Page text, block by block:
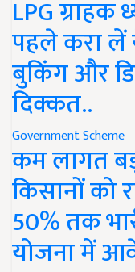
LPG ग्राहक
पहले करा लें
बुकिंग और
दिक्कत..
Government Scheme
कम लागत
किसानों को
50% तक
योजना में